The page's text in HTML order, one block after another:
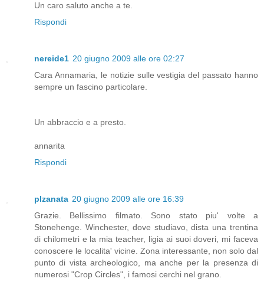
Un caro saluto anche a te.
Rispondi
nereide1 20 giugno 2009 alle ore 02:27
Cara Annamaria, le notizie sulle vestigia del passato hanno
sempre un fascino particolare.
Un abbraccio e a presto.
annarita
Rispondi
plzanata 20 giugno 2009 alle ore 16:39
Grazie. Bellissimo filmato. Sono stato piu' volte a
Stonehenge. Winchester, dove studiavo, dista una trentina
di chilometri e la mia teacher, ligia ai suoi doveri, mi faceva
conoscere le localita' vicine. Zona interessante, non solo dal
punto di vista archeologico, ma anche per la presenza di
numerosi "Crop Circles", i famosi cerchi nel grano.